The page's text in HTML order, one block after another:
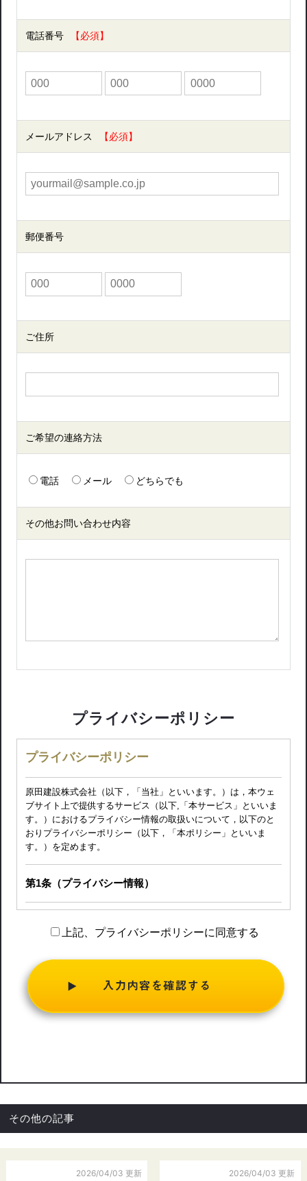
電話番号
メールアドレス
郵便番号
ご住所
ご希望の連絡方法
電話 メール どちらでも
その他お問い合わせ内容
プライバシーポリシー
プライバシーポリシー
原田建設株式会社（以下，「当社」といいます。）は，本ウェ
ブサイト上で提供するサービス（以下,「本サービス」といいま
す。）におけるプライバシー情報の取扱いについて，以下のと
おりプライバシーポリシー（以下，「本ポリシー」といいま
す。）を定めます。
第1条（プライバシー情報）
いう「個人情報」を指すものとし，生存する個人に関する情報
であって，当該情報に含まれる氏名，生年月日，住所，電話番
を指します。
プライバシー情報のうち「履歴情報および特性情報」とは，上
記に定める「個人情報」以外のものをいい，ご利用いただいた
サービスやご購入いただいた商品，ご覧になったページや広告
当社は，ユーザーが利用登録をする際に氏名，生年月日，住
所，電話番号，メールアドレス，銀行口座番号，クレジットカ
ード番号，運転免許証番号などの個人情報をお尋ねすることが
あります。また，ユーザーと提携先などとの間でなされたユー
上記、プライバシーポリシーに同意する
その他の記事
2026/04/03 更新 2026/04/03 更新